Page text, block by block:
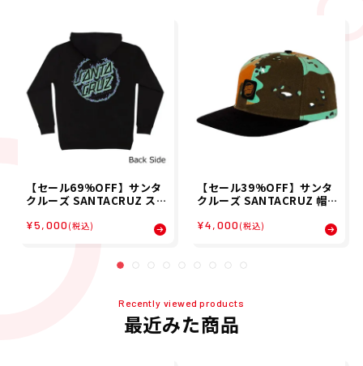
【セール69%OFF】サンタ
クルーズ SANTACRUZ ス
ア スウェット パーカー バー
ント オーパス BURNT OPU
S OVRSZD P/O HOOD 51
0253304 メンズ 男性 25FA
¥5,000 (税込)
【セール39%OFF】サンタ
クルーズ SANTACRUZ 帽
SNAPBACK HAT 5102617
¥4,000 (税込)
Recently viewed products
最近みた商品